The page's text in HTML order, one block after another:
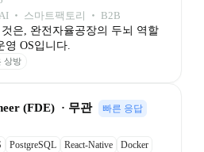
‧ 스마트팩토리 ‧ B2B
은, 완전자율공장의 두뇌 역할
영 OS입니다.
상방
(FDE)  · 무관
빠른 응답
PostgreSQL React-Native
Docker